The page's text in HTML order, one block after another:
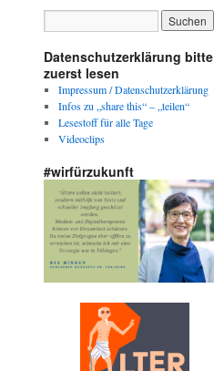
Datenschutzerklärung bitte
zuerst lesen
Impressum / Datenschutzerklärung
Infos zu „share this“ – „teilen“
Lesestoff für alle Tage
Videoclips
#wirfürzukunft